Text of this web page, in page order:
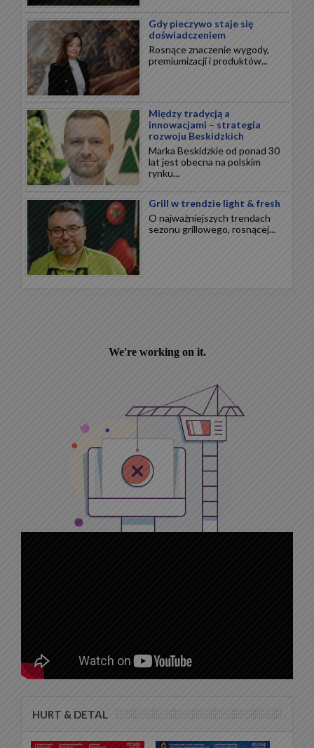
Gdy pieczywo staje się
doświadczeniem
Rosnące znaczenie wygody,
premiumizacji i produktów...
Między tradycją a
innowacjami – strategia
rozwoju Beskidzkich
Marka Beskidzkie od ponad 30
lat jest obecna na polskim
rynku...
Grill w trendzie light & fresh
O najważniejszych trendach
sezonu grillowego, rosnącej...
HURT & DETAL